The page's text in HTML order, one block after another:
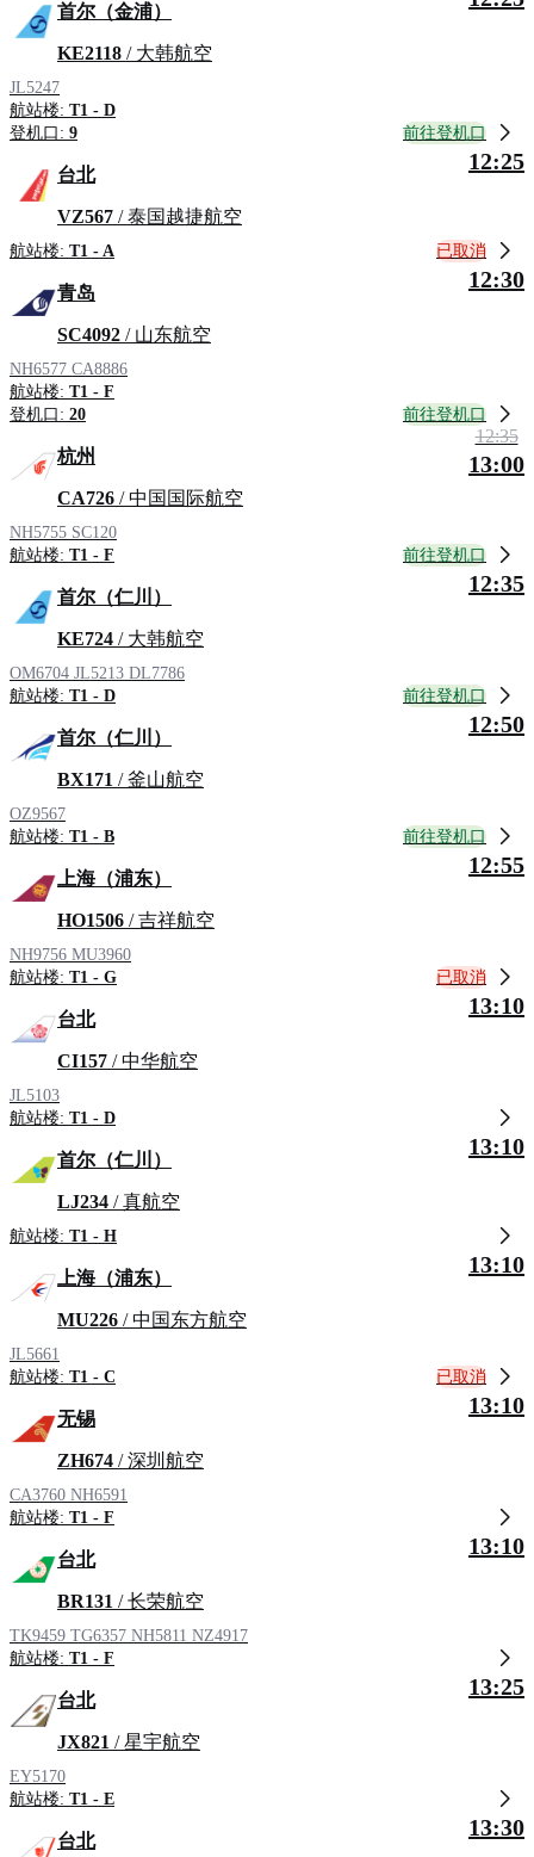
首尔（金浦）
KE2118 / 大韩航空
JL5247
航站楼: T1 - D
登机口: 9 前往登机口
台北
VZ567 / 泰国越捷航空
航站楼: T1 - A
12:25
已取消
青岛
SC4092 / 山东航空
NH6577 CA8886
航站楼: T1 - F
登机口: 20
12:30
前往登机口
杭州
CA726 / 中国国际航空
NH5755 SC120
航站楼: T1 - F
12:35
13:00
前往登机口
首尔（仁川）
KE724 / 大韩航空
OM6704 JL5213 DL7786
航站楼: T1 - D
12:35
前往登机口
首尔（仁川）
BX171 / 釜山航空
OZ9567
航站楼: T1 - B
12:50
前往登机口
上海（浦东）
HO1506 / 吉祥航空
NH9756 MU3960
航站楼: T1 - G
12:55
已取消
台北
CI157 / 中华航空
JL5103
航站楼: T1 - D
13:10
首尔（仁川）
LJ234 / 真航空
航站楼: T1 - H
13:10
上海（浦东）
MU226 / 中国东方航空
JL5661
航站楼: T1 - C
13:10
已取消
无锡
ZH674 / 深圳航空
CA3760 NH6591
航站楼: T1 - F
13:10
台北
BR131 / 长荣航空
TK9459 TG6357 NH5811 NZ4917
航站楼: T1 - F
13:10
台北
JX821 / 星宇航空
EY5170
航站楼: T1 - E
13:25
台北
13:30